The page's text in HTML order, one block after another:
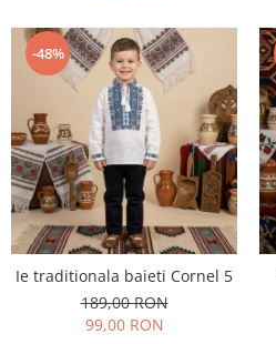
-48%
Ie traditionala baieti Cornel 5
189,00 RON
99,00 RON